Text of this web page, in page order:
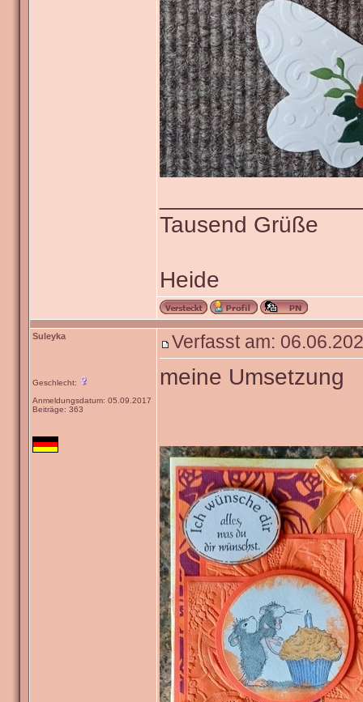
Tausend Grüße
Heide
Suleyka
Geschlecht:
Anmeldungsdatum: 05.09.2017
Beiträge: 363
Verfasst am:
meine Umsetzung